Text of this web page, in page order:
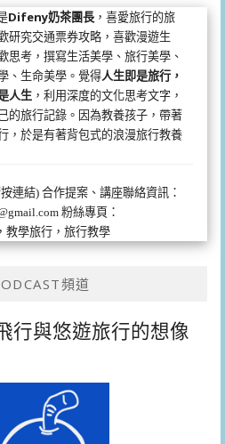
Difeny奶茶團長 ，喜愛旅行的旅
研究交通票券攻略，喜歡漫遊生
思考，撰寫生活美學、旅行美學、
、生命美學。覺得人生即是旅行，
人生 ，利用深度的文化思考文字，
的旅行記錄。因為教養孩子，帶著
，於是有著背包式的浪漫旅行教養
連結)合作提案、講座聯絡資訊：
粉絲專頁：
教學旅行，旅行教學
頻道
行與悠遊旅行的想像